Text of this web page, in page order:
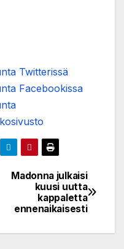
Twitterissä
Facebookissa
Madonna julkaisi
kuusi uutta
kappaletta
ennenaikaisesti